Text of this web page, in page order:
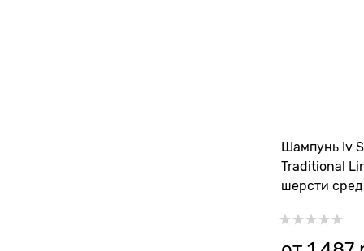
Шампунь Iv
Traditional
шерсти